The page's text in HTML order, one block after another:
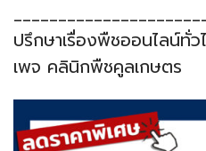
ปรึกษาเรื่องพืชออนไลน์ทั่
เพจ คลินิกพืชคูลเกษตร